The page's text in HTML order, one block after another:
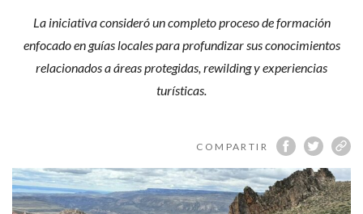
trekking
Nacional
Patagonia
La iniciativa consideró un completo proceso de formación
enfocado en guías locales para profundizar sus conocimientos
relacionados a áreas protegidas, rewilding y experiencias
turísticas.
COMPARTIR